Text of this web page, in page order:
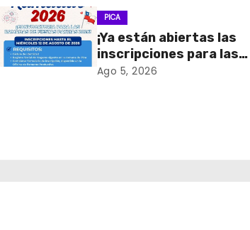
PICA
¡Ya están abiertas las
inscripciones para las
Ramadas de Fiestas
Ago 5, 2026